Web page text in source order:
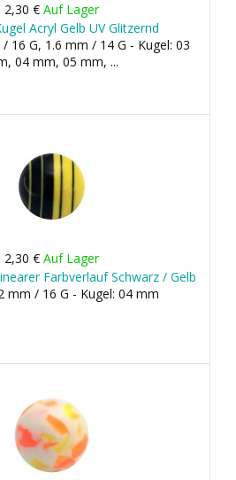
2,30 €Auf Lager
Acryl Gelb UV Glitzernd
16 G, 1.6 mm / 14 G - Kugel: 03
04 mm, 05 mm, ...
2,30 €Auf Lager
Farbverlauf Schwarz / Gelb
mm / 16 G - Kugel: 04 mm